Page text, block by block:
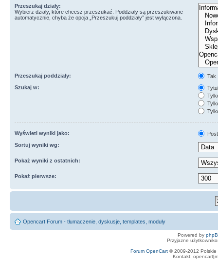
Przeszukaj działy:
Wybierz działy, które chcesz przeszukać. Poddziały są przeszukiwane
automatycznie, chyba że opcja „Przeszukuj poddziały” jest wyłączona.
Przeszukaj poddziały:
Tak
Szukaj w:
Wyświetl wyniki jako:
Sortuj wyniki wg:
Pokaż wyniki z ostatnich:
Pokaż pierwsze:
Opencart Forum - tłumaczenie, dyskusje, templates, moduły
Powered by
Przyjazne
Forum OpenCart© 2009-2012 Polskie
Kontakt: